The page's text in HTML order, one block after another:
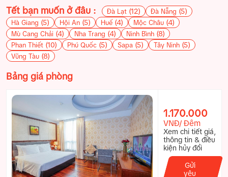
Tết bạn muốn ở đâu : Đà Lạt (12) Đà Nẵng (5)
Hà Giang (5) Hội An (5) Huế (4) Mộc Châu (4)
Mù Cang Chải (4) Nha Trang (4) Ninh Bình (8)
Phan Thiết (10) Phú Quốc (5) Sapa (5) Tây Ninh (5)
Vũng Tàu (8)
Bảng giá phòng
1.170.000
VNĐ/ Đêm
Xem chi tiết giá,
thông tin & điều
kiện hủy đổi
Gửi
yêu